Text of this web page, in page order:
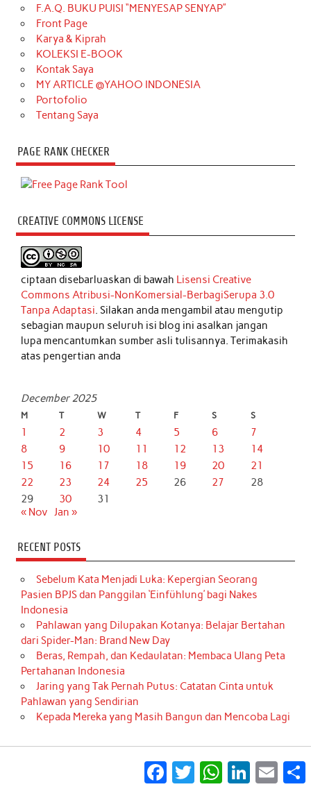
F.A.Q. BUKU PUISI “MENYESAP SENYAP”
Front Page
Karya & Kiprah
KOLEKSI E-BOOK
Kontak Saya
MY ARTICLE @YAHOO INDONESIA
Portofolio
Tentang Saya
PAGE RANK CHECKER
CREATIVE COMMONS LICENSE
ciptaan disebarluaskan di bawah Lisensi Creative
Commons Atribusi-NonKomersial-BerbagiSerupa 3.0
Tanpa Adaptasi. Silakan anda mengambil atau mengutip
sebagian maupun seluruh isi blog ini asalkan jangan
lupa mencantumkan sumber asli tulisannya. Terimakasih
atas pengertian anda
December 2025
M T W T F S S
1 2 3 4 5 6
7
8
9 10 11 12 13
14
15
16 17 18 19 20
21
22
23 24 25 26 27
28
29
30
31
« Nov Jan »
RECENT POSTS
Sebelum Kata Menjadi Luka: Kepergian Seorang
Pasien BPJS dan Panggilan ‘Einfühlung’ bagi Nakes
Indonesia
Pahlawan yang Dilupakan Kotanya: Belajar Bertahan
dari Spider-Man: Brand New Day
Beras, Rempah, dan Kedaulatan: Membaca Ulang Peta
Pertahanan Indonesia
Jaring yang Tak Pernah Putus: Catatan Cinta untuk
Pahlawan yang Sendirian
Kepada Mereka yang Masih Bangun dan Mencoba Lagi
Facebook
Twitter WhatsApp
LinkedInEmail